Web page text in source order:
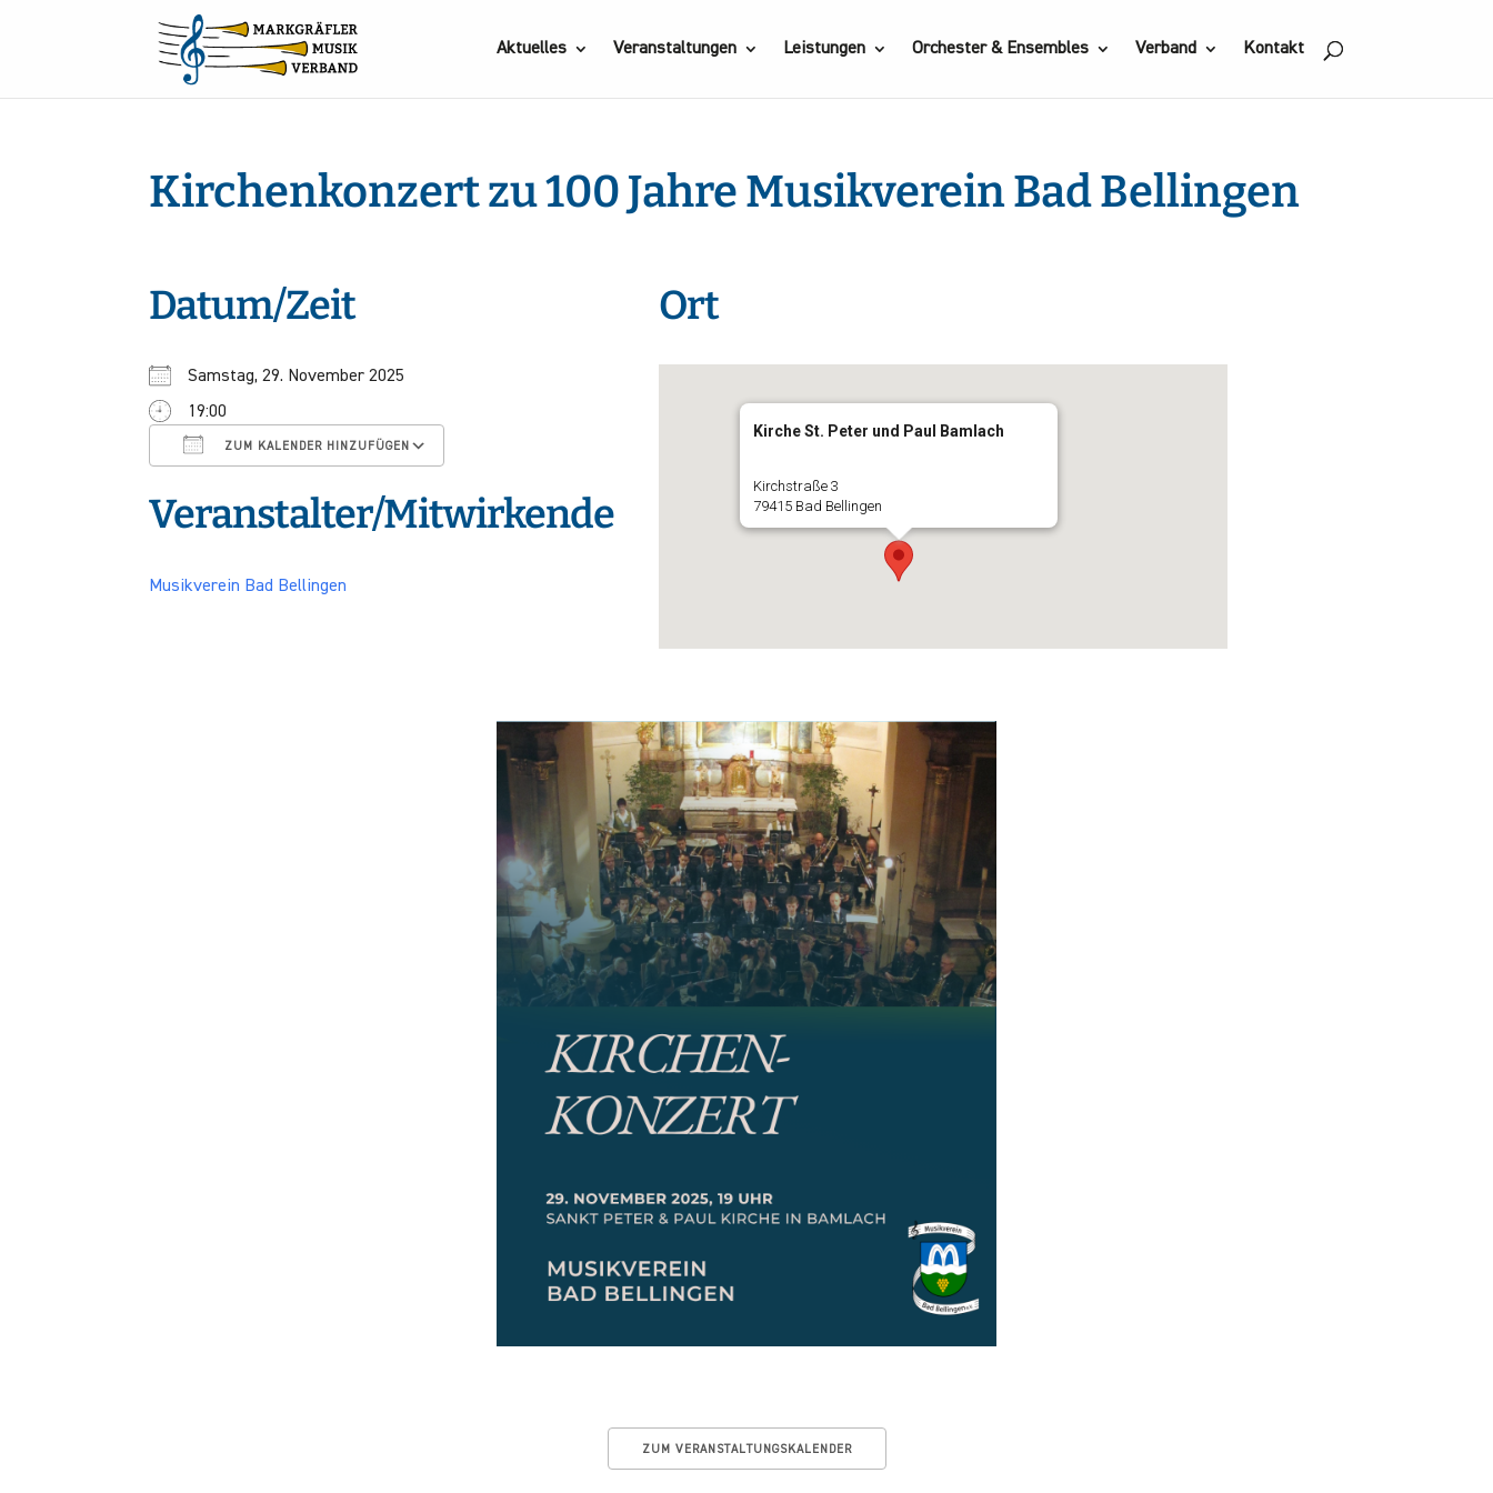
Aktuelles Veranstaltungen Leistungen Orchester & Ensembles Verband Kontakt
Kirchenkonzert zu 100 Jahre Musikverein Bad Bellingen
Datum/Zeit
Samstag, 29. November 2025
19:00
ZUM KALENDER HINZUFÜGEN
ICS herunterladen iCalendar
Veranstalter/Mitwirkende
Musikverein Bad Bellingen
Ort
Kirche St. Peter und Paul Bamlach
Kirchstraße 3
79415 Bad Bellingen
ZUM VERANSTALTUNGSKALENDER